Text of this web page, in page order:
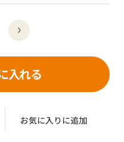
入れる
お気に入りに追加